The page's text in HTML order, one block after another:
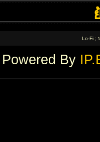
Lo-Fi ;
Powered By